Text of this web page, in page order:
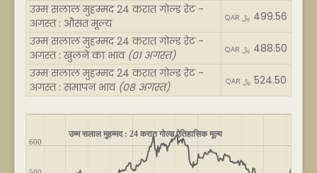
उम्म सलाल मुहम्मद 24 करात गोल्ड रेट -
अगस्त : औसत मूल्य
QAR ﷼ 499.56
उम्म सलाल मुहम्मद 24 करात गोल्ड रेट -
अगस्त : खुलने का भाव (01 अगस्त) QAR ﷼ 488.50
उम्म सलाल मुहम्मद 24 करात गोल्ड रेट -
अगस्त : समापन भाव (08 अगस्त) QAR ﷼ 524.50
उम्म सलाल मुहम्मद : 24 करात गोल्ड ऐतिहासिक मूल्य
600